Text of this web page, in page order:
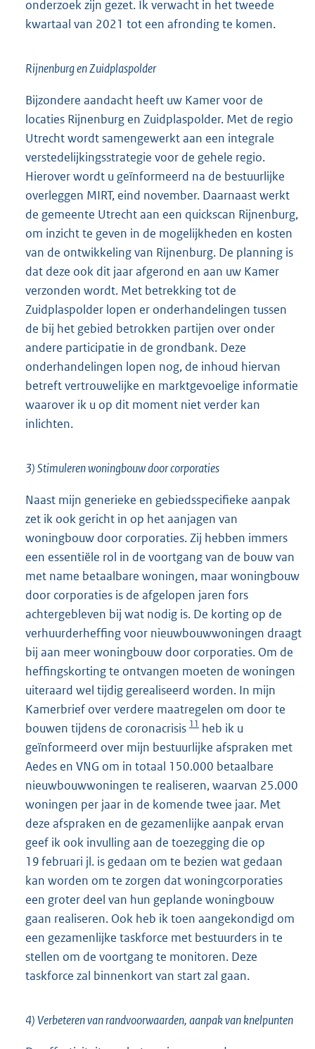
onderzoek zijn gezet. Ik verwacht in het tweede
kwartaal van 2021 tot een afronding te komen.
Rijnenburg en Zuidplaspolder
Bijzondere aandacht heeft uw Kamer voor de
locaties Rijnenburg en Zuidplaspolder. Met de regio
Utrecht wordt samengewerkt aan een integrale
verstedelijkingsstrategie voor de gehele regio.
Hierover wordt u geïnformeerd na de bestuurlijke
overleggen MIRT, eind november. Daarnaast werkt
de gemeente Utrecht aan een quickscan Rijnenburg,
om inzicht te geven in de mogelijkheden en kosten
van de ontwikkeling van Rijnenburg. De planning is
dat deze ook dit jaar afgerond en aan uw Kamer
verzonden wordt. Met betrekking tot de
Zuidplaspolder lopen er onderhandelingen tussen
de bij het gebied betrokken partijen over onder
andere participatie in de grondbank. Deze
onderhandelingen lopen nog, de inhoud hiervan
betreft vertrouwelijke en marktgevoelige informatie
waarover ik u op dit moment niet verder kan
inlichten.
3) Stimuleren woningbouw door corporaties
Naast mijn generieke en gebiedsspecifieke aanpak
zet ik ook gericht in op het aanjagen van
woningbouw door corporaties. Zij hebben immers
een essentiële rol in de voortgang van de bouw van
met name betaalbare woningen, maar woningbouw
door corporaties is de afgelopen jaren fors
achtergebleven bij wat nodig is. De korting op de
verhuurderheffing voor nieuwbouwwoningen draagt
bij aan meer woningbouw door corporaties. Om de
heffingskorting te ontvangen moeten de woningen
uiteraard wel tijdig gerealiseerd worden. In mijn
Kamerbrief over verdere maatregelen om door te
bouwen tijdens de coronacrisis 11 heb ik u
geïnformeerd over mijn bestuurlijke afspraken met
Aedes en VNG om in totaal 150.000 betaalbare
nieuwbouwwoningen te realiseren, waarvan 25.000
woningen per jaar in de komende twee jaar. Met
deze afspraken en de gezamenlijke aanpak ervan
geef ik ook invulling aan de toezegging die op
19 februari jl. is gedaan om te bezien wat gedaan
kan worden om te zorgen dat woningcorporaties
een groter deel van hun geplande woningbouw
gaan realiseren. Ook heb ik toen aangekondigd om
een gezamenlijke taskforce met bestuurders in te
stellen om de voortgang te monitoren. Deze
taskforce zal binnenkort van start zal gaan.
4) Verbeteren van randvoorwaarden, aanpak van knelpunten